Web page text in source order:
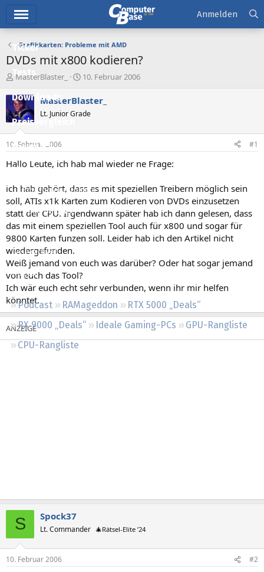
Ticker
Tests
Downloads
Preisvergleich
Forum
Aktuelles
Empfohlene Inhalte
Neue Beiträge
Neueste Aktivitäten
Leserartikel
Regeln
Podcast RAMageddon
RTX 5000 „Deals“
RX 9000 „Deals“
Ideale Gaming-PCs
GPU-Rangliste
CPU-Rangliste
Anmelden
Grafikkarten: Probleme mit AMD
DVDs mit x800 kodieren?
E
s
t
e
e
r
MasterBlaster_
E
s
e
t
a
10. Februar 2006
MasterBlaster_
Lt. Junior Grade
10. Februar 2006 #1
Hallo Leute, ich hab mal wieder ne Frage:
ich hab gehört, dass es mit speziellen Treibern möglich sein
soll, ATIs x1k Karten zum Kodieren von DVDs einzusetzen
statt der CPU. Irgendwann später hab ich dann gelesen, dass
das mit einem speziellen Tool auch für x800 und sogar für
9800 Karten funzen soll. Leider hab ich den Artikel nicht
wiedergefunden.
Weiß jemand von euch was darüber? Oder hat sogar jemand
von euch das Tool?
Ich wär euch echt sehr verbunden, wenn ihr mir helfen
könntet.
S Spock37
Lt. Commander 🎄Rätsel-Elite ’24
10. Februar 2006 #2